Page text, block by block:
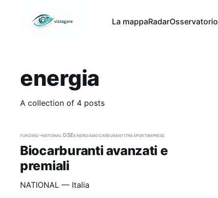
La mappaRadarOsservatorio
energia
A collection of 4 posts
funding-nationalGSEenergiabiocarburantitrasportiimprese
Biocarburanti avanzati e
premiali
NATIONAL — Italia